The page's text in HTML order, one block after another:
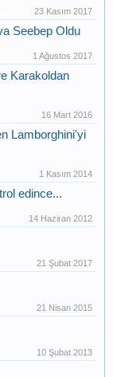
23 Kasım 2017
Seebep Oldu
1 Ağustos 2017
Karakoldan
16 Mart 2016
Lamborghini'yi
1 Kasım 2014
edince...
14 Haziran 2012
21 Şubat 2017
21 Nisan 2015
10 Şubat 2013